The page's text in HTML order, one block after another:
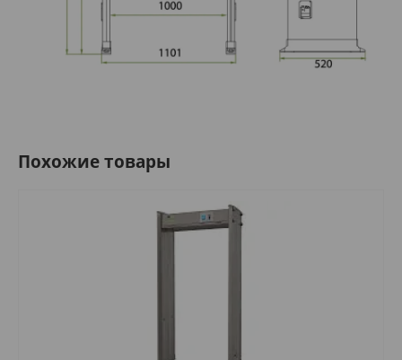
Похожие товары